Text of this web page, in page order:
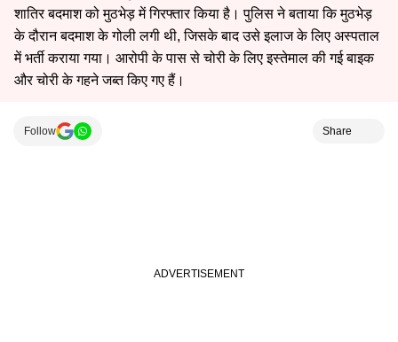
शातिर बदमाश को मुठभेड़ में गिरफ्तार किया है। पुलिस ने बताया कि मुठभेड़
के दौरान बदमाश के गोली लगी थी, जिसके बाद उसे इलाज के लिए अस्पताल
में भर्ती कराया गया। आरोपी के पास से चोरी के लिए इस्तेमाल की गई बाइक
और चोरी के गहने जब्त किए गए हैं।
Follow Share